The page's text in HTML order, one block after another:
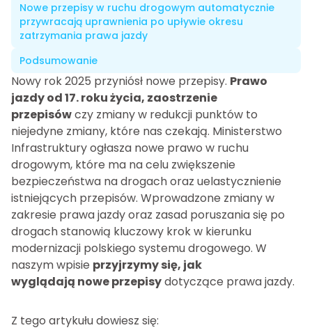
Nowe przepisy w ruchu drogowym automatycznie
przywracają uprawnienia po upływie okresu
zatrzymania prawa jazdy
Podsumowanie
Nowy rok 2025 przyniósł nowe przepisy. Prawo
jazdy od 17. roku życia, zaostrzenie
przepisówczy zmiany w redukcji punktów to
niejedyne zmiany, które nas czekają. Ministerstwo
Infrastruktury ogłasza nowe prawo w ruchu
drogowym, które ma na celu zwiększenie
bezpieczeństwa na drogach oraz uelastycznienie
istniejących przepisów. Wprowadzone zmiany w
zakresie prawa jazdy oraz zasad poruszania się po
drogach stanowią kluczowy krok w kierunku
modernizacji polskiego systemu drogowego. W
naszym wpisie przyjrzymy się, jak
wyglądają nowe przepisydotyczące prawa jazdy.
Z tego artykułu dowiesz się: